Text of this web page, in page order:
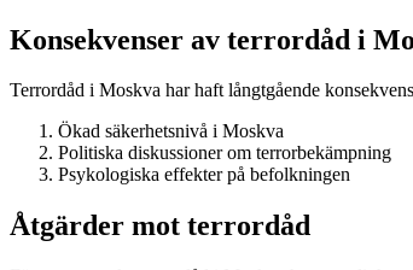
Konsekvenser av terrordåd i
Terrordåd i Moskva har haft långtgående
Ökad säkerhetsnivå i Moskva
Politiska diskussioner om terrorbekämpning
Psykologiska effekter på befolkningen
Åtgärder mot terrordåd